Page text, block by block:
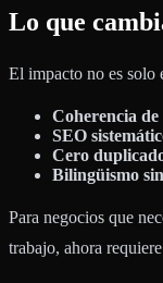
Lo que
El impacto no es solo
Coherencia
SEO
Cero
Bilingüismo
Para negocios que
trabajo, ahora